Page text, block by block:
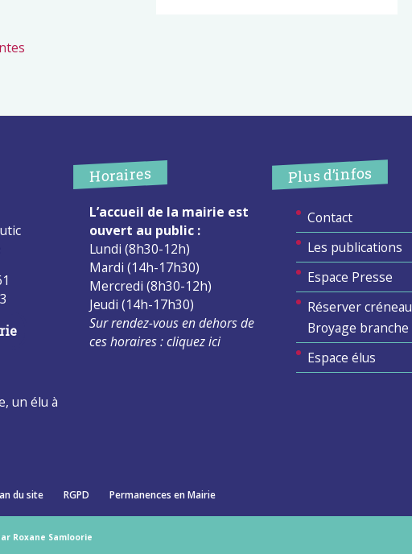
un élu à
Horaires
L’accueil de la mairie est
ouvert au public :
Lundi (8h30-12h)
Mardi (14h-17h30)
Mercredi (8h30-12h)
Jeudi (14h-17h30)
Sur rendez-vous en dehors de
ces horaires :cliquez ici
Plus d’infos
Contact
Les publications
Espace Presse
Réserver créneau
Broyage branche
Espace élus
du site RGPD Permanences en Mairie
Roxane Samloorie